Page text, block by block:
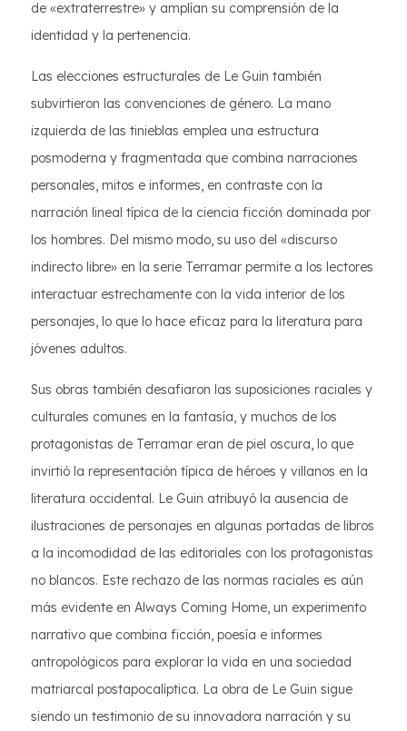
de «extraterrestre» y amplían su comprensión de la
identidad y la pertenencia.
Las elecciones estructurales de Le Guin también
subvirtieron las convenciones de género. La mano
izquierda de las tinieblas emplea una estructura
posmoderna y fragmentada que combina narraciones
personales, mitos e informes, en contraste con la
narración lineal típica de la ciencia ficción dominada por
los hombres. Del mismo modo, su uso del «discurso
indirecto libre» en la serie Terramar permite a los lectores
interactuar estrechamente con la vida interior de los
personajes, lo que lo hace eficaz para la literatura para
jóvenes adultos.
Sus obras también desafiaron las suposiciones raciales y
culturales comunes en la fantasía, y muchos de los
protagonistas de Terramar eran de piel oscura, lo que
invirtió la representación típica de héroes y villanos en la
literatura occidental. Le Guin atribuyó la ausencia de
ilustraciones de personajes en algunas portadas de libros
a la incomodidad de las editoriales con los protagonistas
no blancos. Este rechazo de las normas raciales es aún
más evidente en Always Coming Home, un experimento
narrativo que combina ficción, poesía e informes
antropológicos para explorar la vida en una sociedad
matriarcal postapocalíptica. La obra de Le Guin sigue
siendo un testimonio de su innovadora narración y su